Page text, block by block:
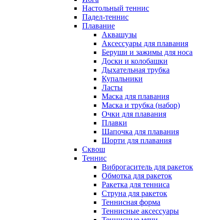
Настольный теннис
Падел-теннис
Плавание
Аквашузы
Аксессуары для плавания
Беруши и зажимы для носа
Доски и колобашки
Дыхательная трубка
Купальники
Ласты
Маска для плавания
Маска и трубка (набор)
Очки для плавания
Плавки
Шапочка для плавания
Шорти для плавания
Сквош
Теннис
Виброгаситель для ракеток
Обмотка для ракеток
Ракетка для тенниса
Струна для ракеток
Теннисная форма
Теннисные аксессуары